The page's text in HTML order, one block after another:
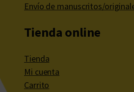
Envío de manuscritos/
Tienda online
Tienda
Mi cuenta
Carrito